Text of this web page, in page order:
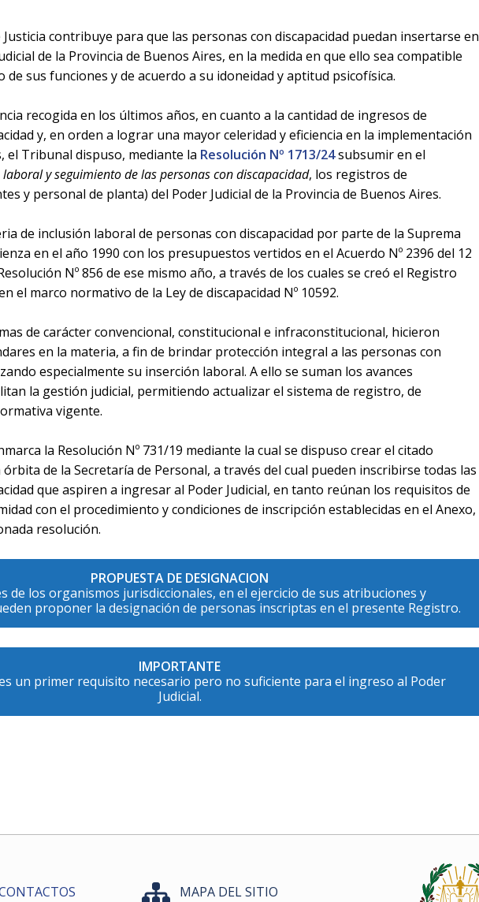
Justicia contribuye para que las personas con discapacidad puedan insertarse en
de la Provincia de Buenos Aires, en la medida en que ello sea compatible
de sus funciones y de acuerdo a su idoneidad y aptitud psicofísica.
recogida en los últimos años, en cuanto a la cantidad de ingresos de
y, en orden a lograr una mayor celeridad y eficiencia en la implementación
el Tribunal dispuso, mediante la Resolución Nº 1713/24subsumir en el
y seguimiento de las personas con discapacidad, los registros de
y personal de planta) del Poder Judicial de la Provincia de Buenos Aires.
de inclusión laboral de personas con discapacidad por parte de la Suprema
en el año 1990 con los presupuestos vertidos en el Acuerdo Nº 2396 del 12
Nº 856 de ese mismo año, a través de los cuales se creó el Registro
el marco normativo de la Ley de discapacidad Nº 10592.
de carácter convencional, constitucional e infraconstitucional, hicieron
en la materia, a fin de brindar protección integral a las personas con
especialmente su inserción laboral. A ello se suman los avances
la gestión judicial, permitiendo actualizar el sistema de registro, de
vigente.
la Resolución Nº 731/19 mediante la cual se dispuso crear el citado
de la Secretaría de Personal, a través del cual pueden inscribirse todas las
que aspiren a ingresar al Poder Judicial, en tanto reúnan los requisitos de
con el procedimiento y condiciones de inscripción establecidas en el Anexo,
resolución.
PROPUESTA DE DESIGNACION
de los organismos jurisdiccionales, en el ejercicio de sus atribuciones y
proponer la designación de personas inscriptas en el presente Registro.
IMPORTANTE
un primer requisito necesario pero no suficiente para el ingreso al Poder
Judicial.
MAPA DEL SITIO